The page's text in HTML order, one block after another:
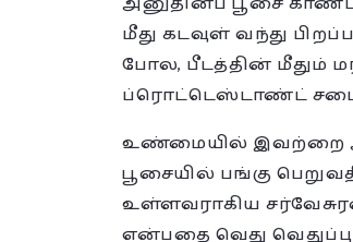
மீது கடவுள் வந்து
போல, பீடத்தின் மீதும்
ப்ரொட்டெஸ்டாண்ட்
உண்மையில் இவற்றை
பூசையில் பங்கு
உள்ளவராகிய
என்பதை வெது